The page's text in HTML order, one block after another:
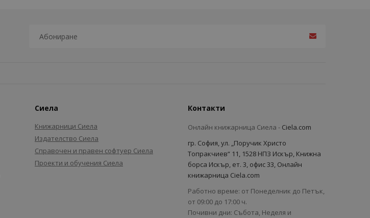
Сиела
Книжарници Сиела
Издателство Сиела
Справочен и правен софтуер Сиела
Проекти и обучения Сиела
Контакти
Онлайн книжарница Сиела - Ciela.com
гр. София, ул. „Поручик Христо
Топракчиев“ 11, 1528 НПЗ Искър, Книжна
борса Искър, ет. 3, офис 33, Онлайн
книжарница Ciela.com
Работно време: от Понеделник до Петък,
от 09:00 до 17:00 ч.
Почивни дни: Събота, Неделя и